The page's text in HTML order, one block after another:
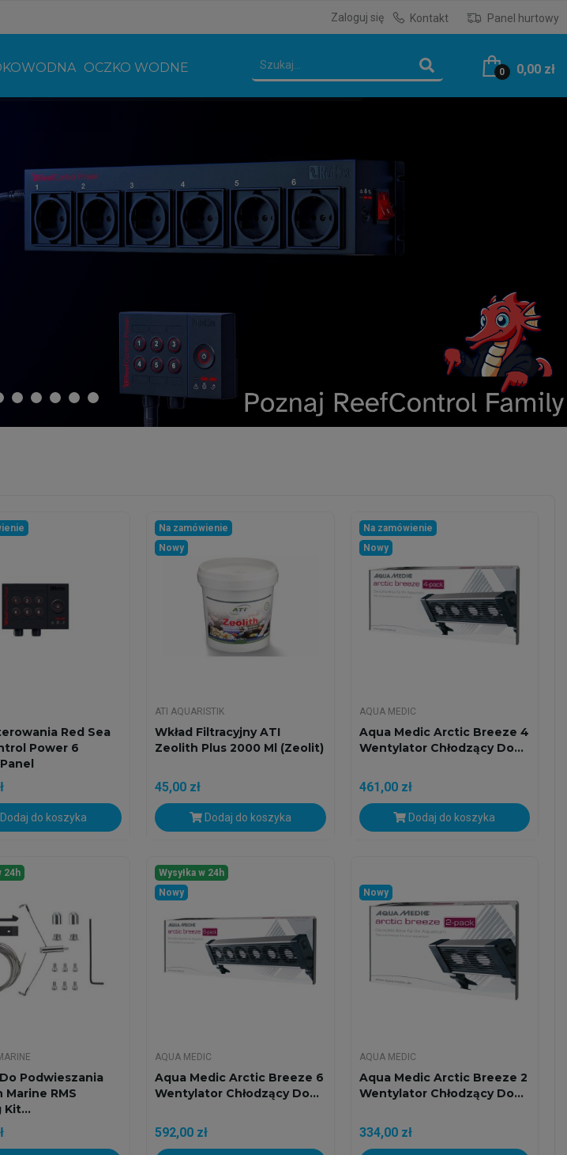
Zaloguj się Kontakt Panel hurtowy
OCZKO WODNE 0 0,00 zł
Red Sea
Power 6
Dodaj do koszyka
24h
Podwieszania
Marine RMS
Kit...
Na zamówienie
Nowy
ATI AQUARISTIK
Wkład Filtracyjny ATI
Zeolith Plus 2000 Ml (Zeolit)
45,00 zł
Dodaj do koszyka
Wysyłka w 24h
Nowy
AQUA MEDIC
Aqua Medic Arctic Breeze 6
Wentylator Chłodzący Do...
592,00 zł
Na zamówienie
Nowy
AQUA MEDIC
Aqua Medic Arctic Breeze 4
Wentylator Chłodzący Do...
461,00 zł
Dodaj do koszyka
Nowy
AQUA MEDIC
Aqua Medic Arctic Breeze 2
Wentylator Chłodzący Do...
334,00 zł